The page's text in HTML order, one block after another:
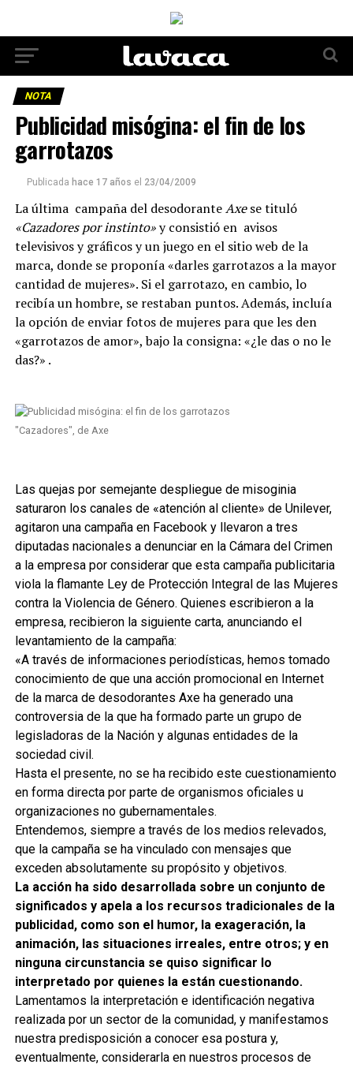
NOTA
Publicidad misógina: el fin de los
garrotazos
Publicada hace 17 años el 23/04/2009
La última campaña del desodoranteAxese tituló
«Cazadores por instinto»y consistió en avisos
televisivos y gráficos y un juego en el sitio web de la
marca, donde se proponía «darles garrotazos a la mayor
cantidad de mujeres». Si el garrotazo, en cambio, lo
recibía un hombre, se restaban puntos. Además, incluía
la opción de enviar fotos de mujeres para que les den
«garrotazos de amor», bajo la consigna: «¿le das o no le
das?» .
"Cazadores", de Axe
Las quejas por semejante despliegue de misoginia
saturaron los canales de «atención al cliente» de Unilever,
agitaron una campaña en Facebook y llevaron a tres
diputadas nacionales a denunciar en la Cámara del Crimen
a la empresa por considerar que esta campaña publicitaria
viola la flamante Ley de Protección Integral de las Mujeres
contra la Violencia de Género. Quienes escribieron a la
empresa, recibieron la siguiente carta, anunciando el
levantamiento de la campaña:
«A través de informaciones periodísticas, hemos tomado
conocimiento de que una acción promocional en Internet
de la marca de desodorantes Axe ha generado una
controversia de la que ha formado parte un grupo de
legisladoras de la Nación y algunas entidades de la
sociedad civil.
Hasta el presente, no se ha recibido este cuestionamiento
en forma directa por parte de organismos oficiales u
organizaciones no gubernamentales.
Entendemos, siempre a través de los medios relevados,
que la campaña se ha vinculado con mensajes que
exceden absolutamente su propósito y objetivos.
La acción ha sido desarrollada sobre un conjunto de
significados y apela a los recursos tradicionales de la
publicidad, como son el humor, la exageración, la
animación, las situaciones irreales, entre otros; y en
ninguna circunstancia se quiso significar lo
interpretado por quienes la están cuestionando.
Lamentamos la interpretación e identificación negativa
realizada por un sector de la comunidad, y manifestamos
nuestra predisposición a conocer esa postura y,
eventualmente, considerarla en nuestros procesos de